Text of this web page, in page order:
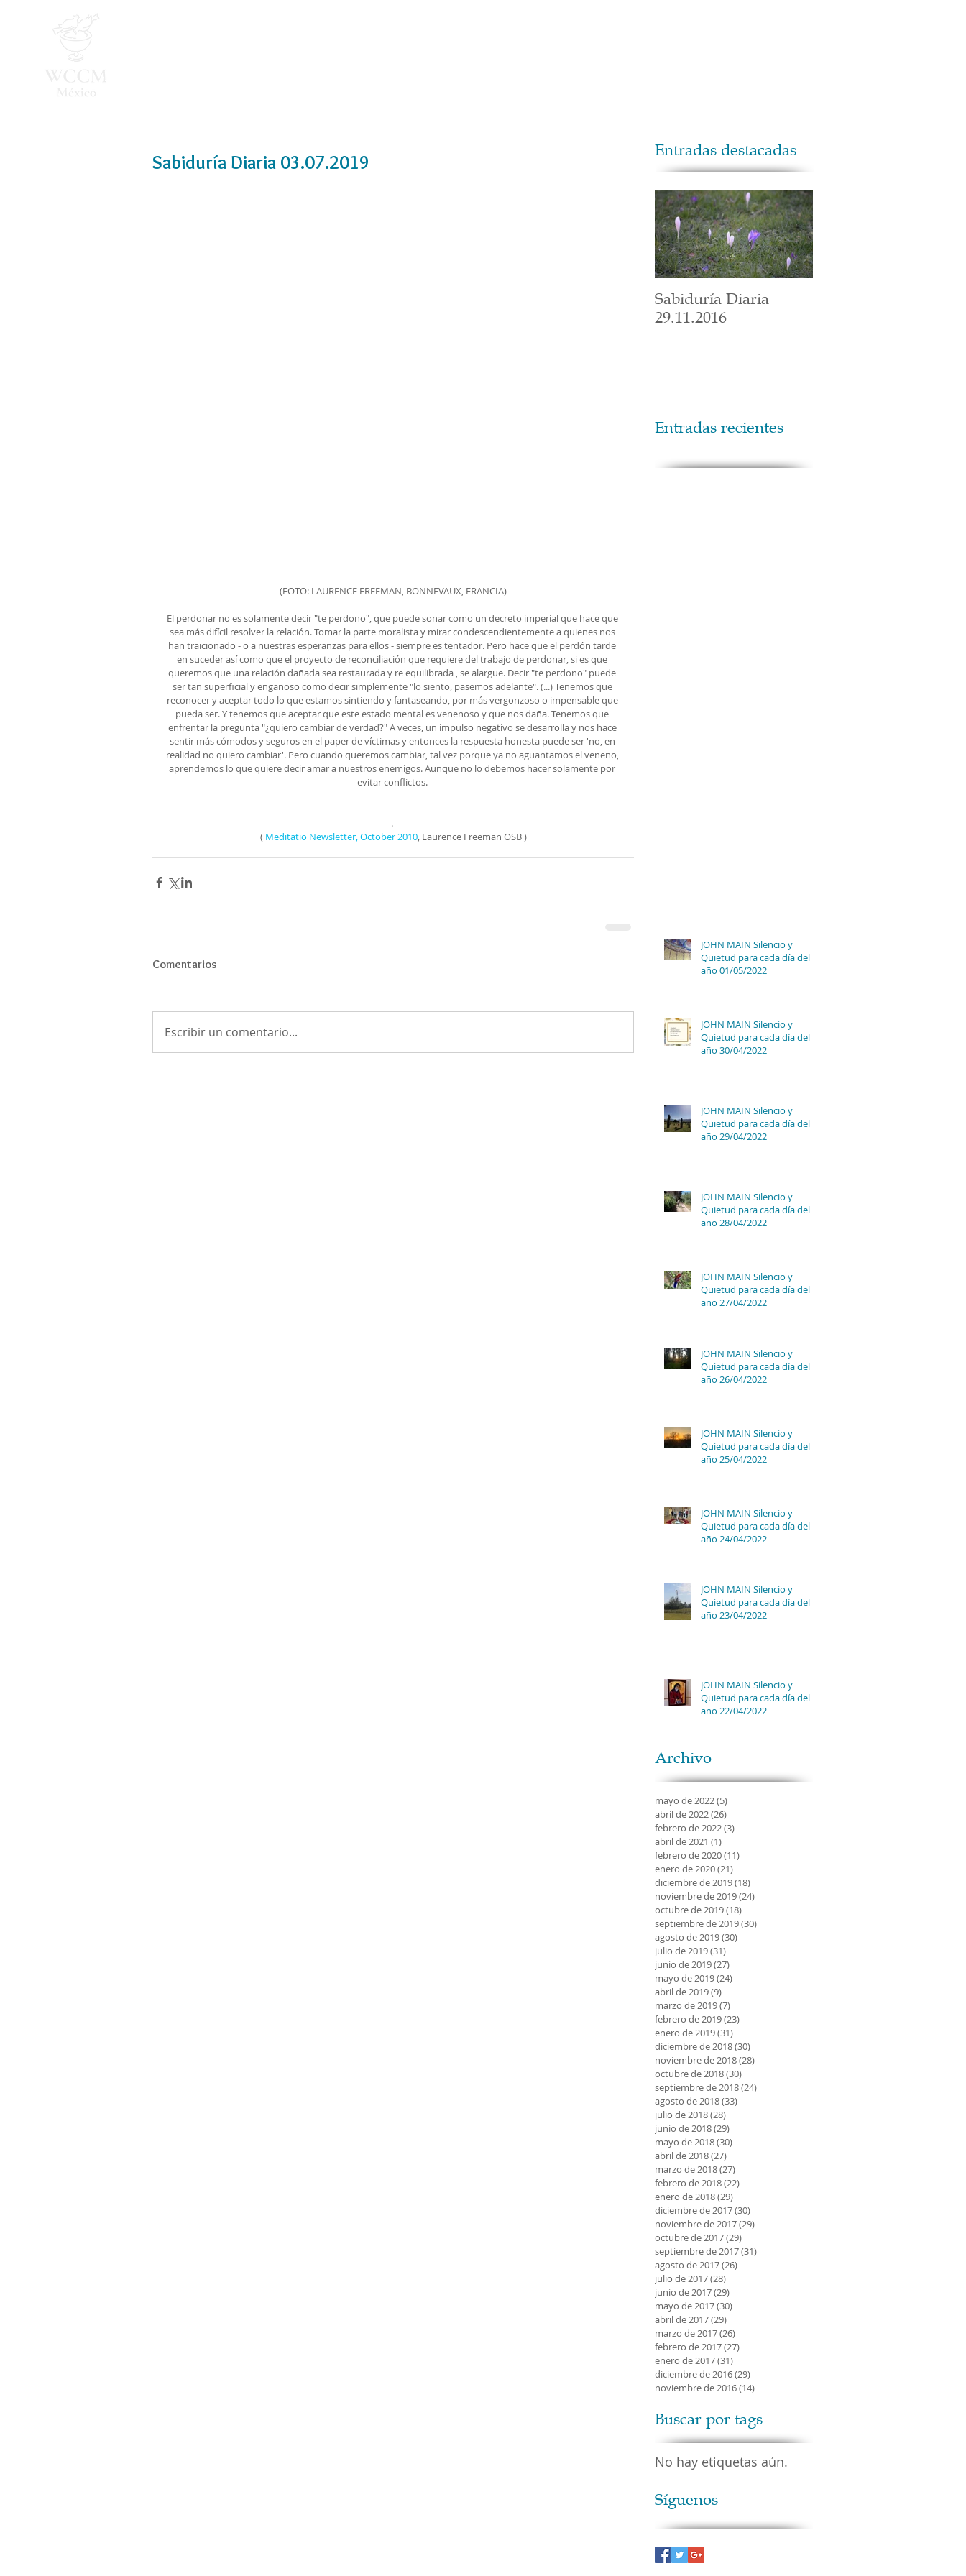
Sabiduría Diaria 03.07.2019
(FOTO: LAURENCE FREEMAN, BONNEVAUX, FRANCIA)
El perdonar no es solamente decir "te perdono", que puede sonar como un decreto imperial que hace que
sea más difícil resolver la relación. Tomar la parte moralista y mirar condescendientemente a quienes nos
han traicionado - o a nuestras esperanzas para ellos - siempre es tentador. Pero hace que el perdón tarde
en suceder así como que el proyecto de reconciliación que requiere del trabajo de perdonar, si es que
queremos que una relación dañada sea restaurada y re equilibrada , se alargue. Decir "te perdono" puede
ser tan superficial y engañoso como decir simplemente "lo siento, pasemos adelante". (...) Tenemos que
reconocer y aceptar todo lo que estamos sintiendo y fantaseando, por más vergonzoso o impensable que
pueda ser. Y tenemos que aceptar que este estado mental es venenoso y que nos daña. Tenemos que
enfrentar la pregunta "¿quiero cambiar de verdad?" A veces, un impulso negativo se desarrolla y nos hace
sentir más cómodos y seguros en el paper de víctimas y entonces la respuesta honesta puede ser 'no, en
realidad no quiero cambiar'. Pero cuando queremos cambiar, tal vez porque ya no aguantamos el veneno,
aprendemos lo que quiere decir amar a nuestros enemigos. Aunque no lo debemos hacer solamente por
evitar conflictos.
.
( Meditatio Newsletter, October 2010, Laurence Freeman OSB )
Comentarios
Escribir un comentario...
Entradas destacadas
Sabiduría Diaria
29.11.2016
Entradas recientes
JOHN MAIN Silencio y
Quietud para cada día del
año 01/05/2022
JOHN MAIN Silencio y
Quietud para cada día del
año 30/04/2022
JOHN MAIN Silencio y
Quietud para cada día del
año 29/04/2022
JOHN MAIN Silencio y
Quietud para cada día del
año 28/04/2022
JOHN MAIN Silencio y
Quietud para cada día del
año 27/04/2022
JOHN MAIN Silencio y
Quietud para cada día del
año 26/04/2022
JOHN MAIN Silencio y
Quietud para cada día del
año 25/04/2022
JOHN MAIN Silencio y
Quietud para cada día del
año 24/04/2022
JOHN MAIN Silencio y
Quietud para cada día del
año 23/04/2022
JOHN MAIN Silencio y
Quietud para cada día del
año 22/04/2022
Archivo
mayo de 2022(5)
abril de 2022(26)
febrero de 2022(3)
abril de 2021 (1)
febrero de 2020(11)
enero de 2020(21)
diciembre de 2019(18)
noviembre de 2019(24)
octubre de 2019(18)
septiembre de 2019(30)
agosto de 2019(30)
julio de 2019(31)
junio de 2019(27)
mayo de 2019(24)
abril de 2019(9)
marzo de 2019(7)
febrero de 2019(23)
enero de 2019(31)
diciembre de 2018(30)
noviembre de 2018(28)
octubre de 2018(30)
septiembre de 2018(24)
agosto de 2018(33)
julio de 2018(28)
junio de 2018(29)
mayo de 2018(30)
abril de 2018(27)
marzo de 2018(27)
febrero de 2018(22)
enero de 2018(29)
diciembre de 2017(30)
noviembre de 2017(29)
octubre de 2017(29)
septiembre de 2017(31)
agosto de 2017(26)
julio de 2017(28)
junio de 2017(29)
mayo de 2017(30)
abril de 2017(29)
marzo de 2017(26)
febrero de 2017(27)
enero de 2017(31)
diciembre de 2016(29)
noviembre de 2016(14)
Buscar por tags
No hay etiquetas aún.
Síguenos